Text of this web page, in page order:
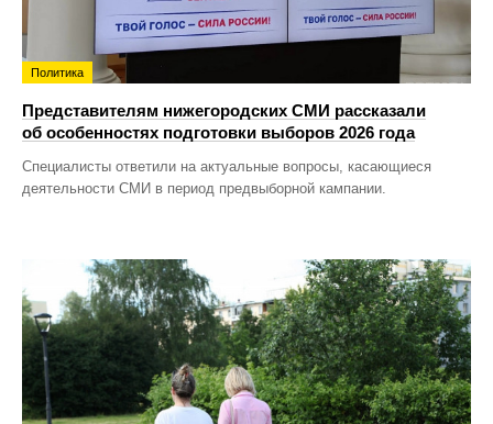
Политика
Представителям нижегородских СМИ рассказали
об особенностях подготовки выборов 2026 года
Специалисты ответили на актуальные вопросы, касающиеся
деятельности СМИ в период предвыборной кампании.